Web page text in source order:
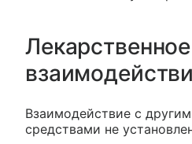
Лекарственное
Взаимодействие с
средствами не